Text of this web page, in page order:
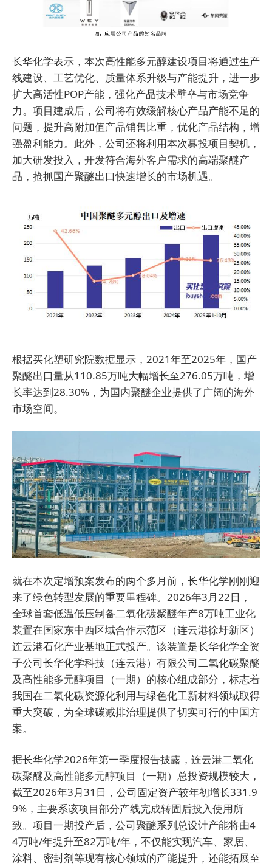
长华化学表示，本次高性能多元醇建设项目将通过生产
线建设、工艺优化、质量体系升级与产能提升，进一步
扩大高活性POP产能，强化产品技术壁垒与市场竞争
力。项目建成后，公司将有效缓解核心产品产能不足的
问题，提升高附加值产品销售比重，优化产品结构，增
强盈利能力。此外，公司还将利用本次募投项目契机，
加大研发投入，开发符合海外客户需求的高端聚醚产
品，抢抓国产聚醚出口快速增长的市场机遇。
根据买化塑研究院数据显示，2021年至2025年，国产
聚醚出口量从110.85万吨大幅增长至276.05万吨，增
长率达到28.30%，为国内聚醚企业提供了广阔的海外
市场空间。
就在本次定增预案发布的两个多月前，长华化学刚刚迎
来了绿色转型发展的重要里程碑。2026年3月22日，
全球首套低温低压制备二氧化碳聚醚年产8万吨工业化
装置在国家东中西区域合作示范区（连云港徐圩新区）
连云港石化产业基地正式投产。该装置是长华化学全资
子公司长华化学科技（连云港）有限公司二氧化碳聚醚
及高性能多元醇项目（一期）的核心组成部分，标志着
我国在二氧化碳资源化利用与绿色化工新材料领域取得
重大突破，为全球碳减排治理提供了切实可行的中国方
案。
据长华化学2026年第一季度报告披露，连云港二氧化
碳聚醚及高性能多元醇项目（一期）总投资规模较大，
截至2026年3月31日，公司固定资产较年初增长331.9
9%，主要系该项目部分产线完成转固后投入使用所
致。项目一期投产后，公司聚醚系列总设计产能将由4
4万吨/年提升至82万吨/年，不仅能实现汽车、家居、
涂料、密封剂等现有核心领域的产能提升，还能拓展至